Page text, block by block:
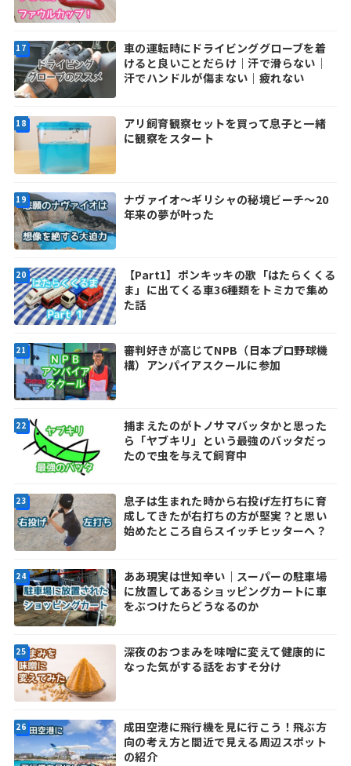
車の運転時にドライビンググローブを着
けると良いことだらけ｜汗で滑らない｜
汗でハンドルが傷まない｜疲れない
アリ飼育観察セットを買って息子と一緒
に観察をスタート
ナヴァイオ～ギリシャの秘境ビーチ～20
年来の夢が叶った
【Part1】ポンキッキの歌「はたらくくる
ま」に出てくる車36種類をトミカで集め
た話
審判好きが高じてNPB（日本プロ野球機
構）アンパイアスクールに参加
捕まえたのがトノサマバッタかと思った
ら「ヤブキリ」という最強のバッタだっ
たので虫を与えて飼育中
息子は生まれた時から右投げ左打ちに育
成してきたが右打ちの方が堅実？と思い
始めたところ自らスイッチヒッターへ？
ああ現実は世知辛い｜スーパーの駐車場
に放置してあるショッピングカートに車
をぶつけたらどうなるのか
深夜のおつまみを味噌に変えて健康的に
なった気がする話をおすそ分け
成田空港に飛行機を見に行こう！飛ぶ方
向の考え方と間近で見える周辺スポット
の紹介